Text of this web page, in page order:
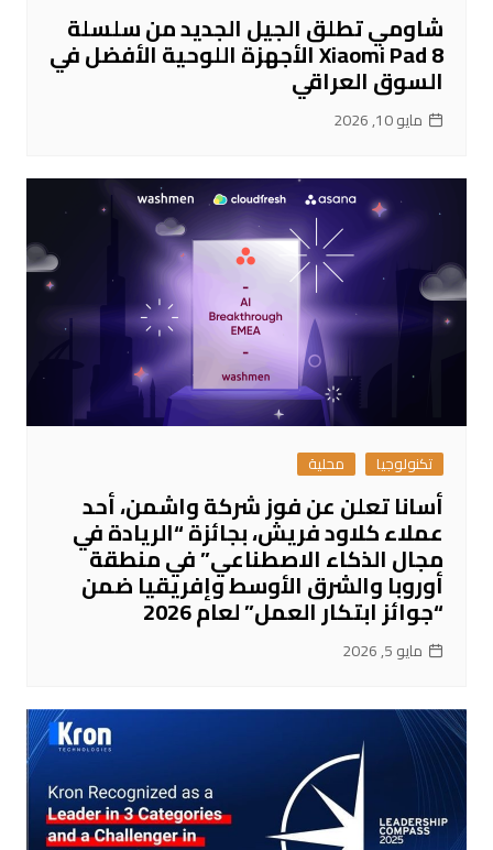
شاومي تطلق الجيل الجديد من سلسلة
Xiaomi Pad 8 الأجهزة اللوحية الأفضل في
السوق العراقي
مايو 10, 2026
تكنولوجيا محلية
أسانا تعلن عن فوز شركة واشمن، أحد
عملاء كلاود فريش، بجائزة “الريادة في
مجال الذكاء الاصطناعي” في منطقة
أوروبا والشرق الأوسط وإفريقيا ضمن
“جوائز ابتكار العمل” لعام 2026
مايو 5, 2026